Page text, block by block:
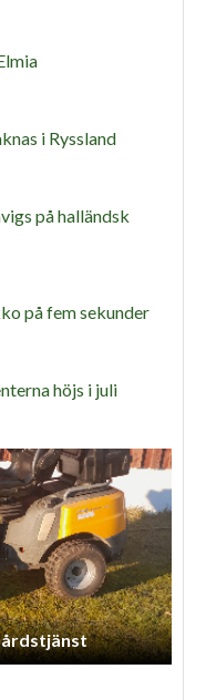
i Ryssland
på halländsk
på fem sekunder
höjs i juli